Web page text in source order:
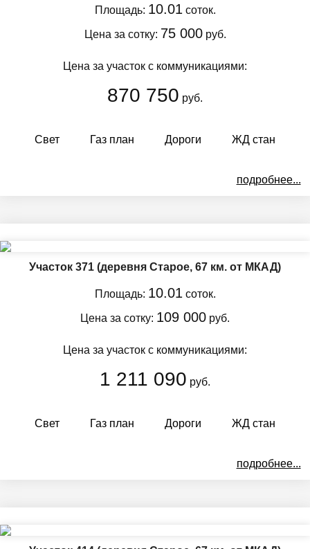
Площадь: 10.01 соток.
Цена за сотку: 75 000руб.
Цена за участок с коммуникациями:
870 750 руб.
Свет Газ план Дороги ЖД стан
подробнее...
Участок 371 (деревня Старое, 67 км. от МКАД)
Площадь: 10.01 соток.
Цена за сотку: 109 000 руб.
Цена за участок с коммуникациями:
1 211 090 руб.
Свет Газ план Дороги ЖД стан
подробнее...